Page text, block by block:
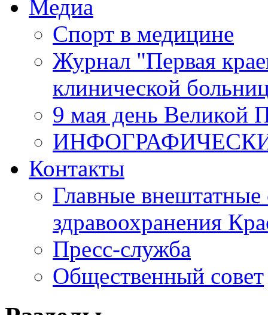
Медиа
Спорт в медицине
Журнал "Первая
клинической
9 мая день Великой
Контакты
Главные внештатные
здравоохранения
Пресс-служба
Общественный совет